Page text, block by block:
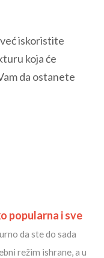
iskoristite
koja će
da ostanete
popularna i sve
da ste do sada
režim ishrane, a u